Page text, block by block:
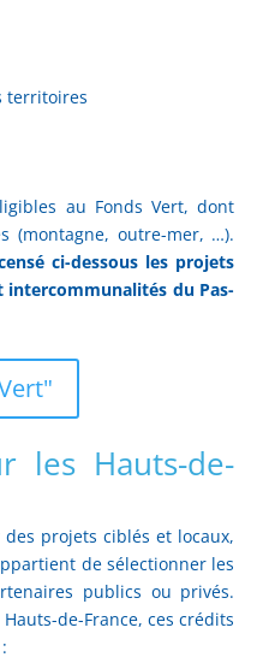
territoires
au Fonds Vert, dont
(montagne, outre-mer, …).
ci-dessous les projets
intercommunalités du Pas-
les Hauts-de-
projets ciblés et locaux,
de sélectionner les
publics ou privés.
de-France, ces crédits